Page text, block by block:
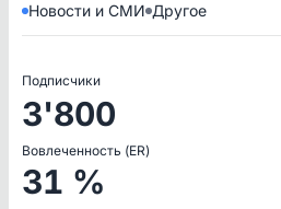
Новости и СМИ Другое
Подписчики
3'800
Вовлеченность (ER)
31 %